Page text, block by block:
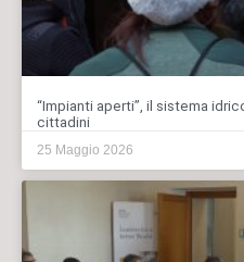
“Impianti aperti”, il sistema
cittadini
25 Maggio 2026